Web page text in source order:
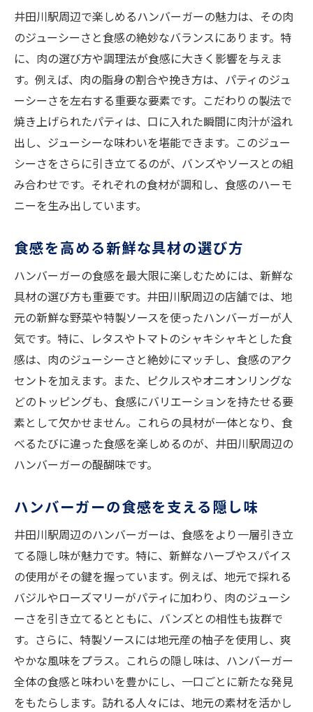
井田川駅周辺で楽しめるハンバーガーの魅力は、その肉
のジューシーさと食感の絶妙なバランスにあります。特
に、肉の選び方や調理法が食感に大きく影響を与えま
す。例えば、肉の脂身の割合や挽き方は、パティのジュ
ーシーさを左右する重要な要素です。こだわりの製法で
焼き上げられたパティは、口に入れた瞬間に肉汁が溢れ
出し、ジューシーな味わいを堪能できます。このジュー
シーさをさらに引き立てるのが、バンズやソースとの組
み合わせです。それぞれの食材が調和し、食感のハーモ
ニーを生み出しています。
食感を高める新鮮な具材の選び方
ハンバーガーの食感を最大限に楽しむためには、新鮮な
具材の選び方も重要です。井田川駅周辺の店舗では、地
元の新鮮な野菜や特製ソースを使ったハンバーガーが人
気です。特に、レタスやトマトのシャキシャキとした食
感は、肉のジューシーさと絶妙にマッチし、食感のアク
セントを加えます。また、ピクルスやオニオンリングな
どのトッピングも、食感にバリエーションを持たせる要
素として欠かせません。これらの具材が一体となり、食
べるたびに違った食感を楽しめるのが、井田川駅周辺の
ハンバーガーの醍醐味です。
ハンバーガーの食感を支える隠し味
井田川駅周辺のハンバーガーは、食感をより一層引き立
てる隠し味が魅力です。特に、新鮮なハーブやスパイス
の使用がその鍵を握っています。例えば、地元で採れる
バジルやローズマリーがパティに加わり、肉のジューシ
ーさを引き立てるとともに、バンズとの相性も抜群で
す。さらに、特製ソースには地元産の柚子を使用し、爽
やかな風味をプラス。これらの隠し味は、ハンバーガー
全体の食感と味わいを豊かにし、一口ごとに新たな発見
をもたらします。訪れる人々には、地元の素材を活かし